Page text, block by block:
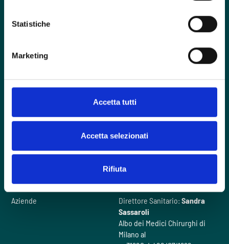
Statistiche
Marketing
Accetta tutti
Accetta selezionati
Rifiuta
02 00705120
Domande frequenti
Cosa facciamo
Videogallery
Aziende
Direttore Sanitario: Sandra
Sassaroli
Albo dei Medici Chirurghi di
Milano al